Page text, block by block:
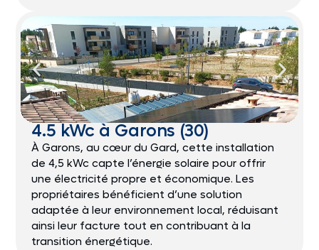
4.5 kWc à Garons (30)
À Garons, au cœur du Gard, cette installation
de 4,5 kWc capte l’énergie solaire pour offrir
une électricité propre et économique. Les
propriétaires bénéficient d’une solution
adaptée à leur environnement local, réduisant
ainsi leur facture tout en contribuant à la
transition énergétique.